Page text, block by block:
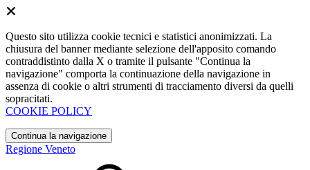
Questo sito utilizza cookie tecnici e statistici anonimizzati. La
chiusura del banner mediante selezione dell'apposito comando
contraddistinto dalla X o tramite il pulsante "Continua la
navigazione" comporta la continuazione della navigazione in
assenza di cookie o altri strumenti di tracciamento diversi da quelli
sopracitati.
COOKIE POLICY
Continua la navigazione
Regione Veneto